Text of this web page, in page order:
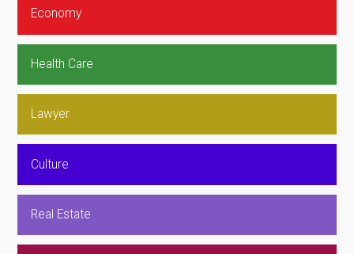
Economy
Health Care
Lawyer
Culture
Real Estate